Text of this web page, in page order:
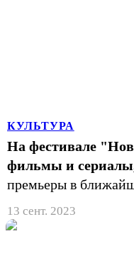
КУЛЬТУРА
На фестивале
фильмы и
премьеры в
13 сент. 2023